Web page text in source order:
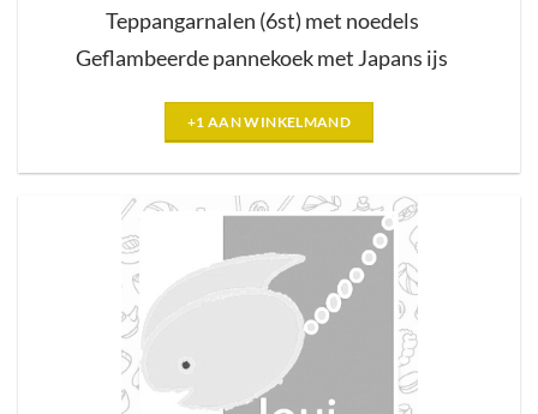
Teppangarnalen (6st) met noedels
Geflambeerde pannekoek met Japans ijs
+1 AAN WINKELMAND